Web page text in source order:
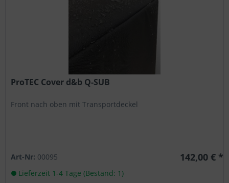
ProTEC Cover d&b Q-SUB
Front nach oben mit Transportdeckel
Art-Nr: 00095 142,00 € *
Lieferzeit 1-4 Tage (Bestand: 1)